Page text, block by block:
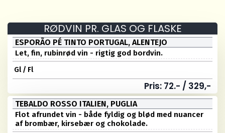
RØDVIN PR. GLAS OG FLASKE
ESPORÃO PÉ TINTO PORTUGAL, ALENTEJO
Let, fin, rubinrød vin - rigtig god bordvin.
Gl / Fl
Pris: 72.- / 329,-
TEBALDO ROSSO ITALIEN, PUGLIA
Flot afrundet vin - både fyldig og blød med nuancer
af brombær, kirsebær og chokolade.